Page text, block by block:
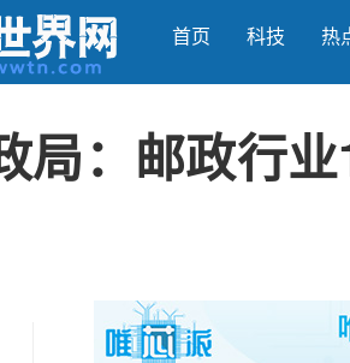
首页 科技 热
局：邮政行